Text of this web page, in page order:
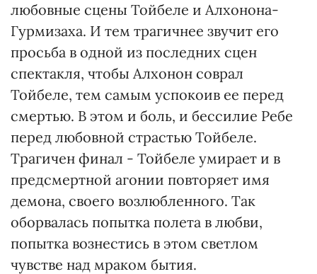
любовные сцены Тойбеле и Алхонона-
Гурмизаха. И тем трагичнее звучит его
просьба в одной из последних сцен
спектакля, чтобы Алхонон соврал
Тойбеле, тем самым успокоив ее перед
смертью. В этом и боль, и бессилие Ребе
перед любовной страстью Тойбеле.
Трагичен финал - Тойбеле умирает и в
предсмертной агонии повторяет имя
демона, своего возлюбленного. Так
оборвалась попытка полета в любви,
попытка вознестись в этом светлом
чувстве над мраком бытия.